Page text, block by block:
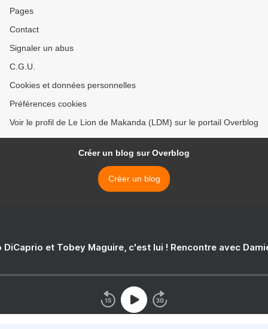
Pages
Contact
Signaler un abus
C.G.U.
Cookies et données personnelles
Préférences cookies
Voir le profil de Le Lion de Makanda (LDM) sur le portail Overblog
Créer un blog sur Overblog
Créer un blog
DiCaprio et Tobey Maguire, c'est lui ! Rencontre avec